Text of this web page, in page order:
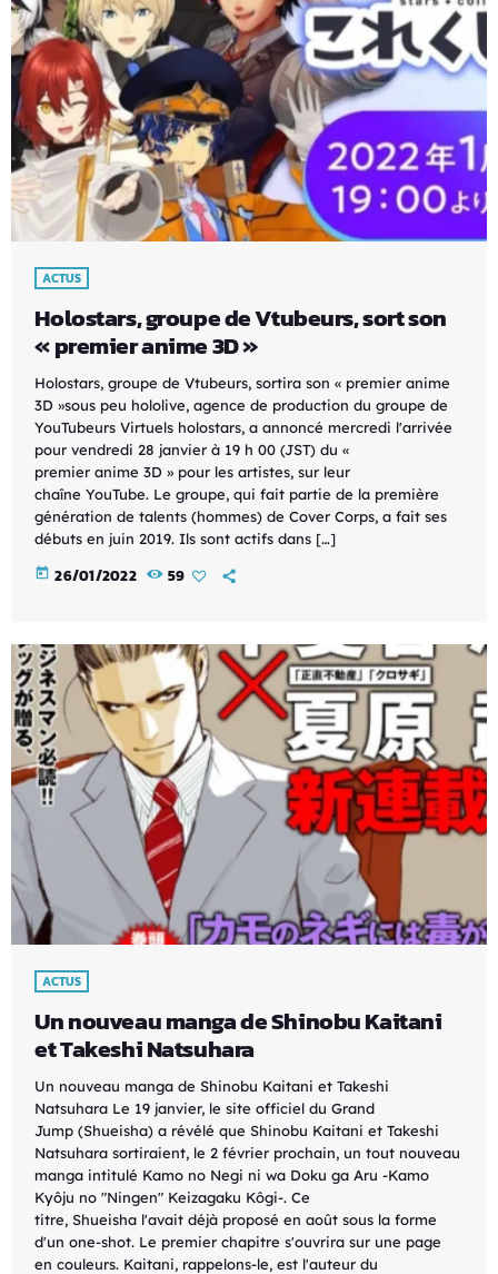
ACTUS
Holostars, groupe de Vtubeurs, sort son
« premier anime 3D »
Holostars, groupe de Vtubeurs, sortira son « premier anime
3D »sous peu hololive, agence de production du groupe de
YouTubeurs Virtuels holostars, a annoncé mercredi l'arrivée
pour vendredi 28 janvier à 19 h 00 (JST) du «
premier anime 3D » pour les artistes, sur leur
chaîne YouTube. Le groupe, qui fait partie de la première
génération de talents (hommes) de Cover Corps, a fait ses
débuts en juin 2019. Ils sont actifs dans […]
today 26/01/2022 59
ACTUS
Un nouveau manga de Shinobu Kaitani
et Takeshi Natsuhara
Un nouveau manga de Shinobu Kaitani et Takeshi
Natsuhara Le 19 janvier, le site officiel du Grand
Jump (Shueisha) a révélé que Shinobu Kaitani et Takeshi
Natsuhara sortiraient, le 2 février prochain, un tout nouveau
manga intitulé Kamo no Negi ni wa Doku ga Aru -Kamo
Kyôju no "Ningen" Keizagaku Kôgi-. Ce
titre, Shueisha l'avait déjà proposé en août sous la forme
d'un one-shot. Le premier chapitre s'ouvrira sur une page
en couleurs. Kaitani, rappelons-le, est l'auteur du